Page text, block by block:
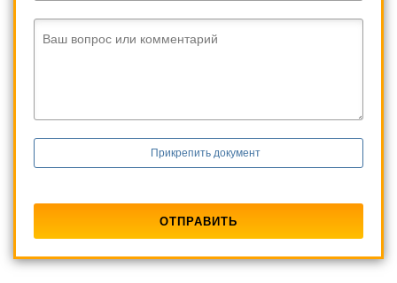
Ваш вопрос или комментарий
Прикрепить документ